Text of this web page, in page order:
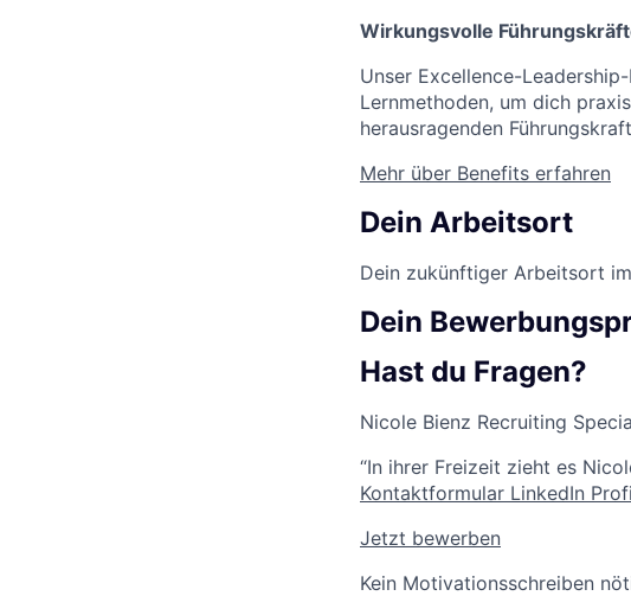
Wirkungsvolle
Unser Excellence-
Lernmethoden, um dich
herausragenden
Mehr über Benefits erfahren
Dein Arbeitsort
Dein zukünftiger Arbeitsort
Dein
Hast du Fragen?
Nicole Bienz Recruiting
“In ihrer Freizeit zieht es
Kontaktformular LinkedIn
Jetzt bewerben
Kein Motivationsschreiben